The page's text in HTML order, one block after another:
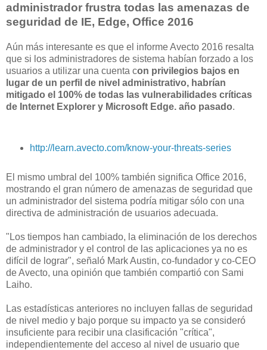
administrador frustra todas las amenazas de
seguridad de IE, Edge, Office 2016
Aún más interesante es que el informe Avecto 2016 resalta
que si los administradores de sistema habían forzado a los
usuarios a utilizar una cuenta con privilegios bajos en
lugar de un perfil de nivel administrativo, habrían
mitigado el 100% de todas las vulnerabilidades críticas
de Internet Explorer y Microsoft Edge. año pasado.
http://learn.avecto.com/know-your-threats-series
El mismo umbral del 100% también significa Office 2016,
mostrando el gran número de amenazas de seguridad que
un administrador del sistema podría mitigar sólo con una
directiva de administración de usuarios adecuada.
"Los tiempos han cambiado, la eliminación de los derechos
de administrador y el control de las aplicaciones ya no es
difícil de lograr", señaló Mark Austin, co-fundador y co-CEO
de Avecto, una opinión que también compartió con Sami
Laiho.
Las estadísticas anteriores no incluyen fallas de seguridad
de nivel medio y bajo porque su impacto ya se consideró
insuficiente para recibir una clasificación "crítica",
independientemente del acceso al nivel de usuario que